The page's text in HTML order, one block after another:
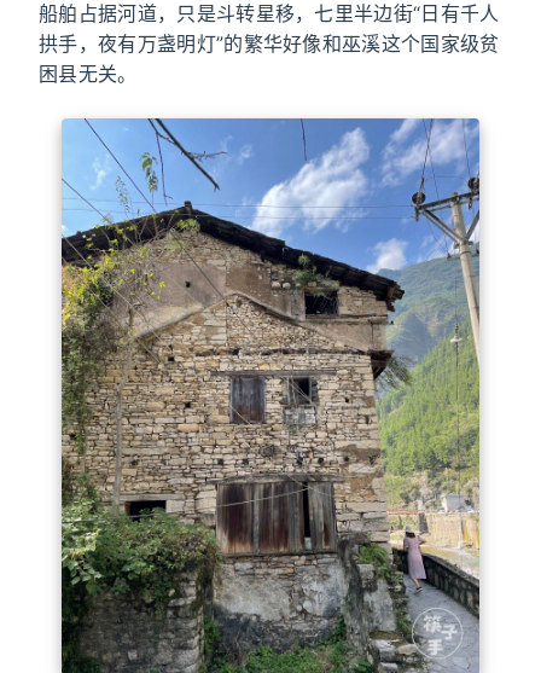
船舶占据河道，只是斗转星移，七里半边街“日有千人
拱手，夜有万盏明灯”的繁华好像和巫溪这个国家级贫
困县无关。